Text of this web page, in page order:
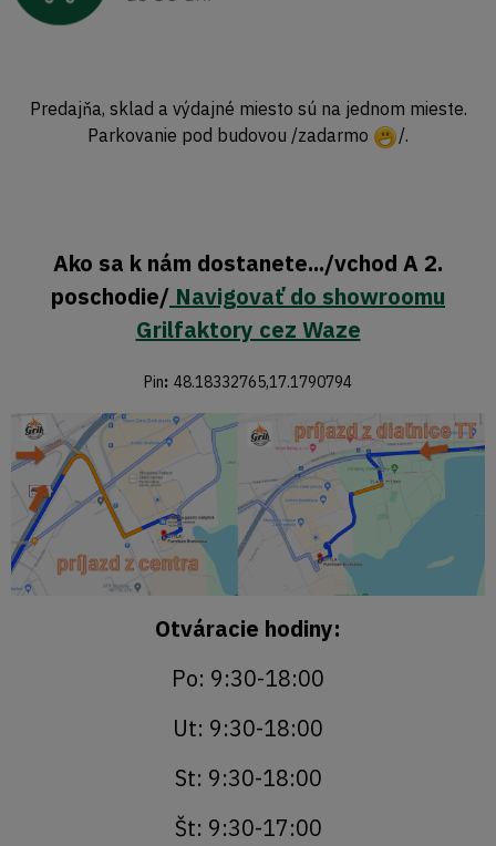
Predajňa, sklad a výdajné miesto sú na jednom mieste.
Parkovanie pod budovou /zadarmo
/.
Ako sa k nám dostanete.../vchod A 2.
poschodie/ Navigovať do showroomu
Grilfaktory cez Waze
Pin: 48.18332765,17.1790794
Otváracie hodiny:
Po: 9:30-18:00
Ut: 9:30-18:00
St: 9:30-18:00
Št: 9:30-17:00